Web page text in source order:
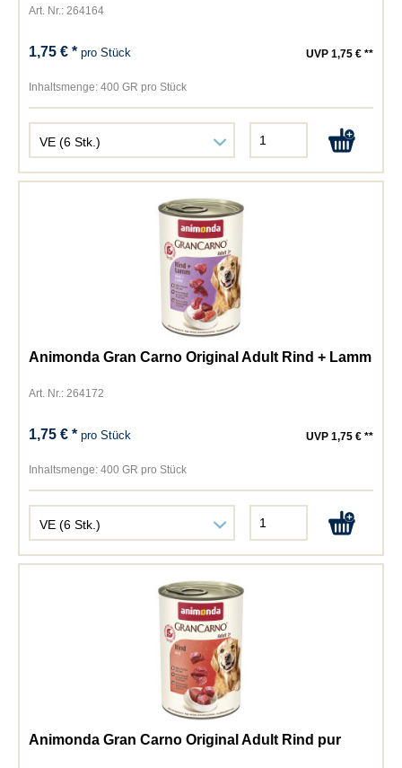
Art. Nr.: 264164
1,75 € *pro Stück UVP 1,75 € **
Inhaltsmenge: 400 GR pro Stück
Animonda Gran Carno Original Adult Rind + Lamm
Art. Nr.: 264172
1,75 € *pro Stück UVP 1,75 € **
Inhaltsmenge: 400 GR pro Stück
Animonda Gran Carno Original Adult Rind pur